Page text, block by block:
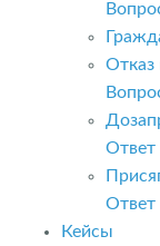
Отказ
Ответ
Ответ
Кейсы